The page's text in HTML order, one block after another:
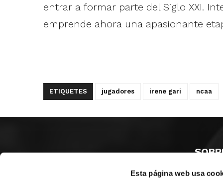
Esta página web usa
entrar a formar parte del Siglo XXI.
emprende ahora una apasionante
ETIQUETES jugadores irene gari ncaa